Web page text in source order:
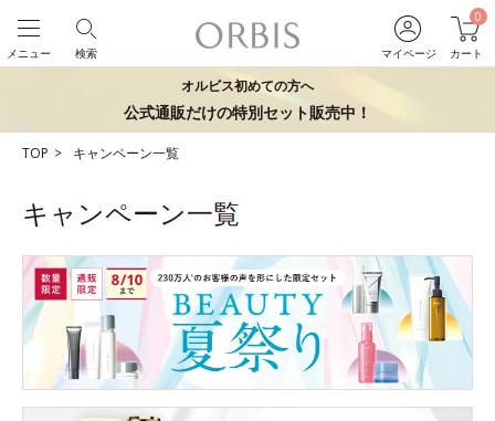
マイページ
0
カート
検索
メニュー
オルビス初めての方へ
公式通販だけの特別セット販売中！
TOP キャンペーン一覧
キャンペーン一覧